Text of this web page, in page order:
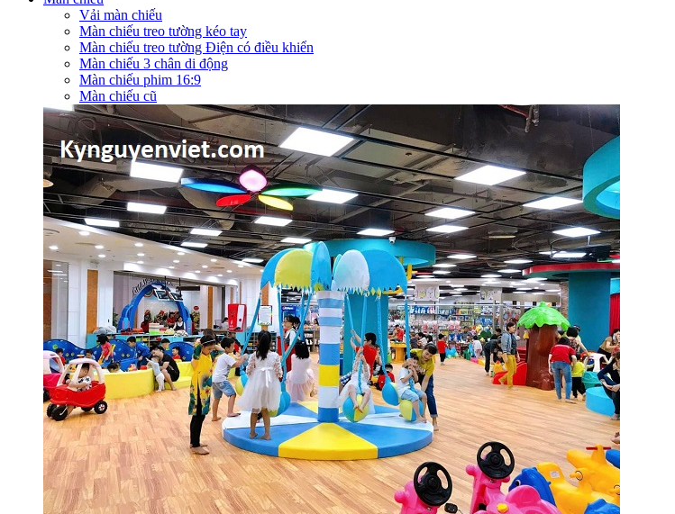
Vải màn chiếu
Màn chiếu treo tường kéo tay
Màn chiếu treo tường Điện có điều khiển
Màn chiếu 3 chân di động
Màn chiếu phim 16:9
Màn chiếu cũ